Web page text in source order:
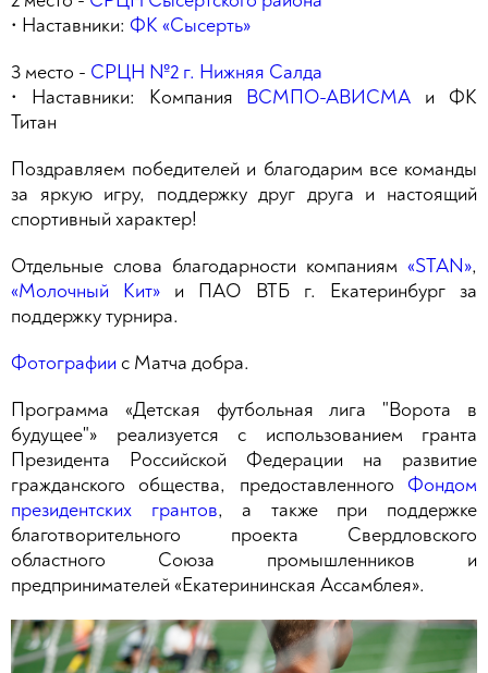
• Наставники: ФК «Сысерть»
3 место - СРЦН №2 г. Нижняя Салда
• Наставники: Компания ВСМПО-АВИСМА и ФК
Титан
Поздравляем победителей и благодарим все команды
за яркую игру, поддержку друг друга и настоящий
спортивный характер!
Отдельные слова благодарности компаниям «STAN»,
«Молочный Кит» и ПАО ВТБ г. Екатеринбург за
поддержку турнира.
Фотографии с Матча добра.
Программа «Детская футбольная лига "Ворота в
будущее"» реализуется с использованием гранта
Президента Российской Федерации на развитие
гражданского общества, предоставленного Фондом
президентских грантов, а также при поддержке
благотворительного проекта Свердловского
областного Союза промышленников и
предпринимателей «Екатерининская Ассамблея».